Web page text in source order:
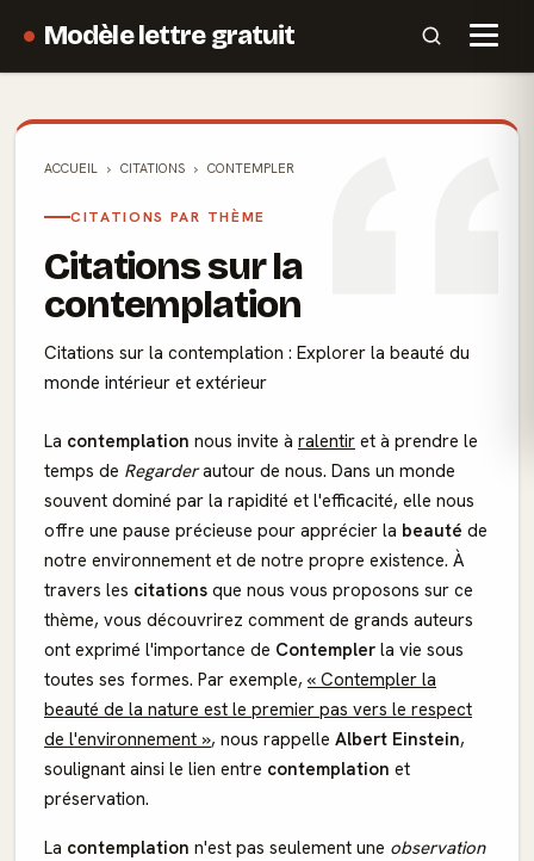
Modèle lettre gratuit
ACCUEIL CITATIONS CONTEMPLER
CITATIONS PAR THÈME
Citations sur la
contemplation
Citations sur la contemplation : Explorer la beauté du
monde intérieur et extérieur
La contemplation nous invite à ralentir et à prendre le
temps de Regarderautour de nous. Dans un monde
souvent dominé par la rapidité et l'efficacité, elle nous
offre une pause précieuse pour apprécier la beauté de
notre environnement et de notre propre existence. À
travers les citations que nous vous proposons sur ce
thème, vous découvrirez comment de grands auteurs
ont exprimé l'importance de Contempler la vie sous
toutes ses formes. Par exemple, « Contempler la
beauté de la nature est le premier pas vers le respect
de l'environnement », nous rappelle Albert Einstein,
soulignant ainsi le lien entre contemplation et
préservation.
La contemplation n'est pas seulement une observation